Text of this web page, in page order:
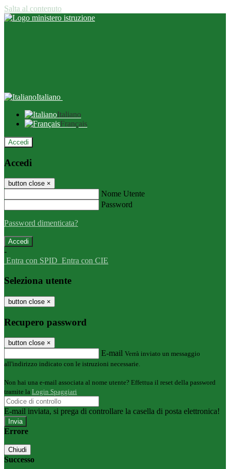
Salta al contenuto
Italiano
Italiano
Français
Accedi
Accedi
button close ×
Nome Utente
Password
Password dimenticata?
-
Entra con SPID Entra con CIE
Seleziona utente
button close ×
Recupero password
button close ×
E-mail Verrà inviato un messaggio
all'indirizzo indicato con le istruzioni necessarie.
Non hai una e-mail associata al nome utente? Effettua il reset della password
tramite la Login Spaggiari
E-mail inviata, si prega di controllare la casella di posta elettronica!
Errore
Chiudi
Successo